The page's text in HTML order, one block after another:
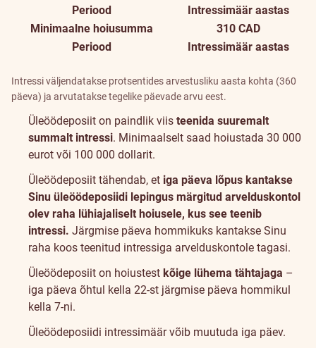
Periood
Intressimäär aastas
Minimaalne hoiusumma
310 CAD
Periood
Intressimäär aastas
Intressi väljendatakse protsentides arvestusliku aasta kohta (360
päeva) ja arvutatakse tegelike päevade arvu eest.
Üleöödeposiit on paindlik viis teenida suuremalt
summalt intressi. Minimaalselt saad hoiustada 30 000
eurot või 100 000 dollarit.
Üleöödeposiit tähendab, et iga päeva lõpus kantakse
Sinu üleöödeposiidi lepingus märgitud arvelduskontol
olev raha lühiajaliselt hoiusele, kus see teenib
intressi. Järgmise päeva hommikuks kantakse Sinu
raha koos teenitud intressiga arvelduskontole tagasi.
Üleöödeposiit on hoiustest kõige lühema tähtajaga –
iga päeva õhtul kella 22‑st järgmise päeva hommikul
kella 7‑ni.
Üleöödeposiidi intressimäär võib muutuda iga päev.